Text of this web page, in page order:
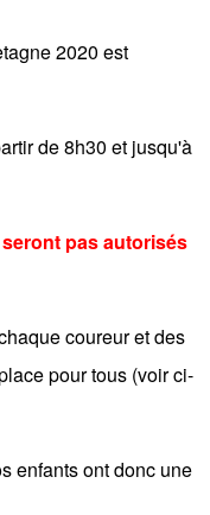
2020 est
de 8h30 et jusqu'à
pas autorisés
coureur et des
pour tous (voir ci-
enfants ont donc une